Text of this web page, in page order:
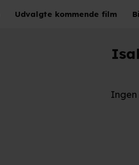
Udvalgte kommende film